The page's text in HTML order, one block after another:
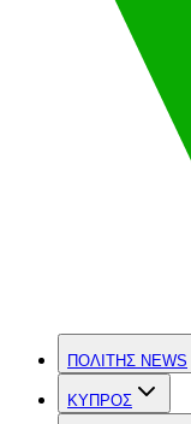
ΠΟΛΙΤΗΣ NEWS
ΚΥΠΡΟΣ